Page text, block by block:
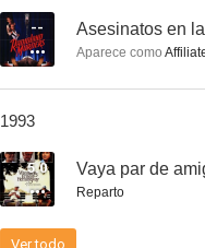
-- Asesinatos en
Aparece como
1993
5.0 Vaya par de
Reparto
Ver todo